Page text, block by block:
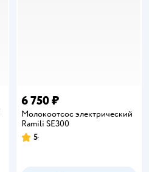
6 750 ₽
Молокоотсос электрический
Ramili SE300
Рейтинг:
5